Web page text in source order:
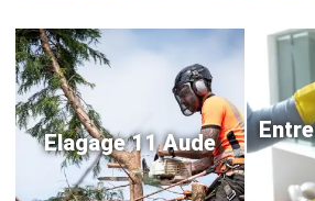
Elagage 11 Aude